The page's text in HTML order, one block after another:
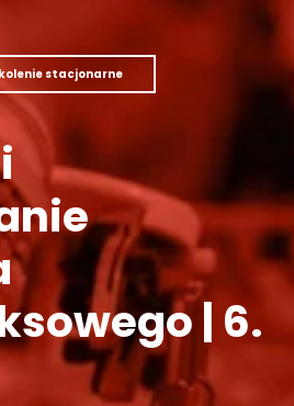
O nas
Podcast
Pomoc
Kontakt
stacjonarne
| 6.